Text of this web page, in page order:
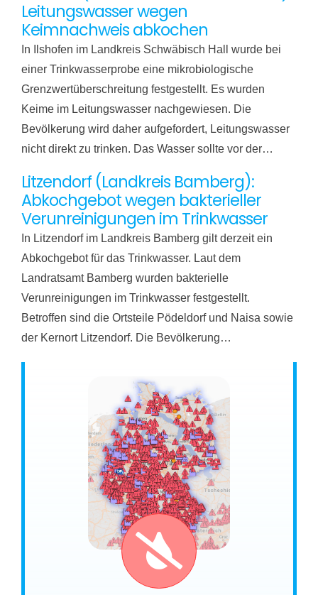
Leitungswasser wegen
Keimnachweis abkochen
In Ilshofen im Landkreis Schwäbisch Hall wurde bei
einer Trinkwasserprobe eine mikrobiologische
Grenzwertüberschreitung festgestellt. Es wurden
Keime im Leitungswasser nachgewiesen. Die
Bevölkerung wird daher aufgefordert, Leitungswasser
nicht direkt zu trinken. Das Wasser sollte vor der…
Litzendorf (Landkreis Bamberg):
Abkochgebot wegen bakterieller
Verunreinigungen im Trinkwasser
In Litzendorf im Landkreis Bamberg gilt derzeit ein
Abkochgebot für das Trinkwasser. Laut dem
Landratsamt Bamberg wurden bakterielle
Verunreinigungen im Trinkwasser festgestellt.
Betroffen sind die Ortsteile Pödeldorf und Naisa sowie
der Kernort Litzendorf. Die Bevölkerung…